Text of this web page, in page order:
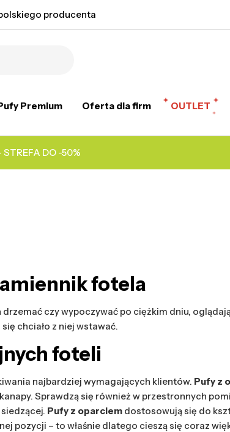
producenta
Premium Oferta dla firm OUTLET
DO -50%
fotela
czy wypoczywać po ciężkim dniu,
chciało z niej wstawać.
foteli
najbardziej wymagających klientów. Pufy z
Sprawdzą się również w przestronnych
Pufy z oparciem dostosowują się do
pozycji – to właśnie dlatego cieszą się coraz